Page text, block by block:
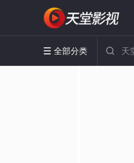
 全部分类 